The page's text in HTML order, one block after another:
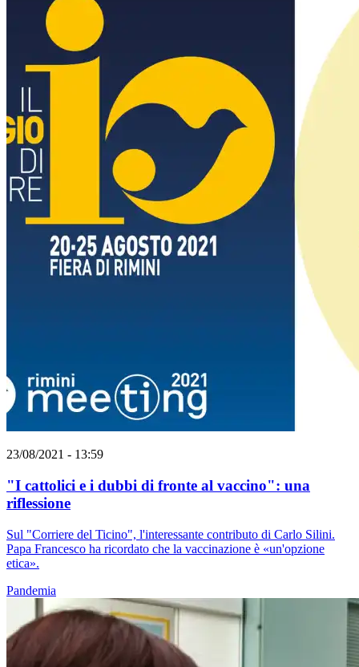
23/08/2021 - 13:59
"I cattolici e i dubbi di fronte al vaccino": una
riflessione
Sul "Corriere del Ticino", l'interessante contributo di Carlo Silini.
Papa Francesco ha ricordato che la vaccinazione è «un'opzione
etica».
Pandemia